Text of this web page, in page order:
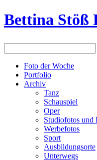
Bettina Stöß
Foto der Woche
Portfolio
Archiv
Tanz
Schauspiel
Oper
Studiofotos und
Werbefotos
Sport
Ausbildungsorte
Unterwegs